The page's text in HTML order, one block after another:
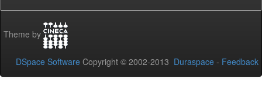
Theme by
DSpace Software Copyright © 2002-2013 Duraspace - Feedback